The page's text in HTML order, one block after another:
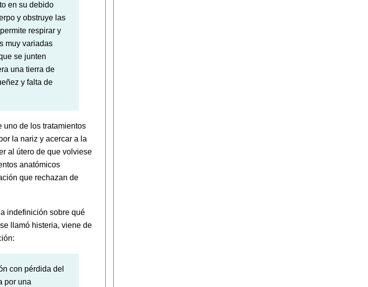
en su debido
y obstruye las
respirar y
muy variadas
se junten
una tierra de
y falta de
uno de los tratamientos
la nariz y acercar a la
al útero de que volviese
anatómicos
que rechazan de
indefinición sobre qué
llamó histeria, viene de
con pérdida del
por una